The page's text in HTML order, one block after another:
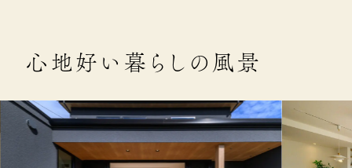
心地好い暮らしの風景